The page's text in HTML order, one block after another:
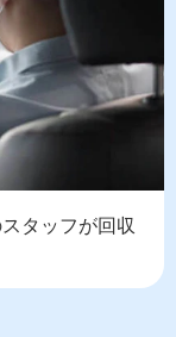
タッフが回収